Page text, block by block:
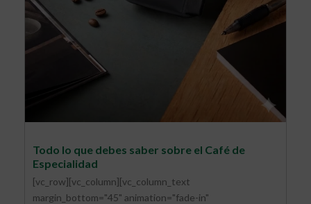
Todo lo que debes saber sobre el Café de
Especialidad
[vc_row][vc_column][vc_column_text
margin_bottom="45" animation="fade-in"